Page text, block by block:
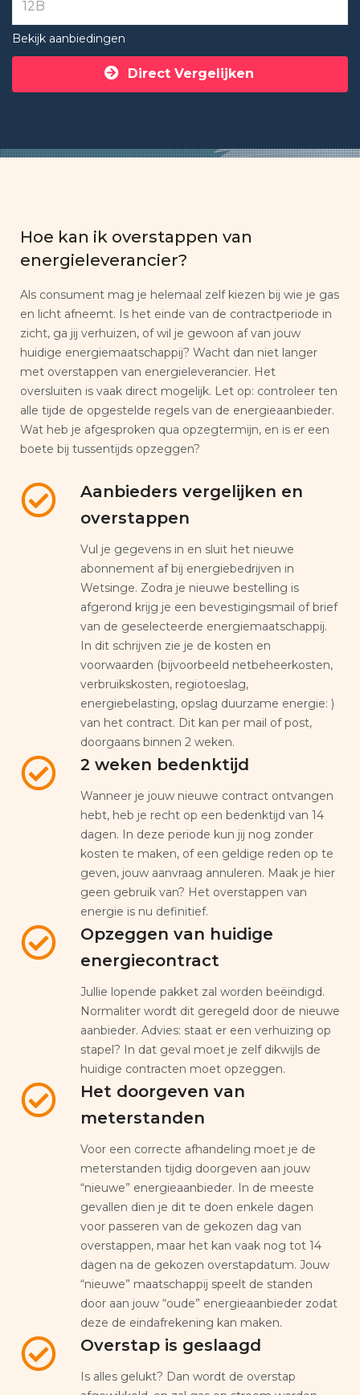
Bekijk aanbiedingen
Direct Vergelijken
Hoe kan ik overstappen van
energieleverancier?
Als consument mag je helemaal zelf kiezen bij wie je gas
en licht afneemt. Is het einde van de contractperiode in
zicht, ga jij verhuizen, of wil je gewoon af van jouw
huidige energiemaatschappij? Wacht dan niet langer
met overstappen van energieleverancier. Het
oversluiten is vaak direct mogelijk. Let op: controleer ten
alle tijde de opgestelde regels van de energieaanbieder.
Wat heb je afgesproken qua opzegtermijn, en is er een
boete bij tussentijds opzeggen?
Aanbieders vergelijken en
overstappen
Vul je gegevens in en sluit het nieuwe
abonnement af bij energiebedrijven in
Wetsinge. Zodra je nieuwe bestelling is
afgerond krijg je een bevestigingsmail of brief
van de geselecteerde energiemaatschappij.
In dit schrijven zie je de kosten en
voorwaarden (bijvoorbeeld netbeheerkosten,
verbruikskosten, regiotoeslag,
energiebelasting, opslag duurzame energie: )
van het contract. Dit kan per mail of post,
doorgaans binnen 2 weken.
2 weken bedenktijd
Wanneer je jouw nieuwe contract ontvangen
hebt, heb je recht op een bedenktijd van 14
dagen. In deze periode kun jij nog zonder
kosten te maken, of een geldige reden op te
geven, jouw aanvraag annuleren. Maak je hier
geen gebruik van? Het overstappen van
energie is nu definitief.
Opzeggen van huidige
energiecontract
Jullie lopende pakket zal worden beëindigd.
Normaliter wordt dit geregeld door de nieuwe
aanbieder. Advies: staat er een verhuizing op
stapel? In dat geval moet je zelf dikwijls de
huidige contracten moet opzeggen.
Het doorgeven van
meterstanden
Voor een correcte afhandeling moet je de
meterstanden tijdig doorgeven aan jouw
“nieuwe” energieaanbieder. In de meeste
gevallen dien je dit te doen enkele dagen
voor passeren van de gekozen dag van
overstappen, maar het kan vaak nog tot 14
dagen na de gekozen overstapdatum. Jouw
“nieuwe” maatschappij speelt de standen
door aan jouw “oude” energieaanbieder zodat
deze de eindafrekening kan maken.
Overstap is geslaagd
Is alles gelukt? Dan wordt de overstap